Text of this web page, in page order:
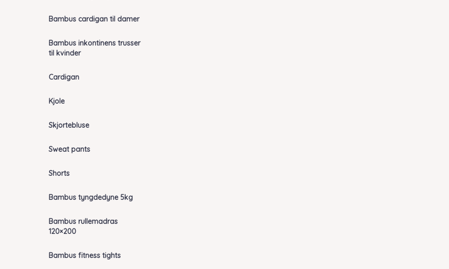
Bambus cardigan til damer
Bambus inkontinens trusser
til kvinder
Cardigan
Kjole
Skjortebluse
Sweat pants
Shorts
Bambus tyngdedyne 5kg
Bambus rullemadras
120×200
Bambus fitness tights